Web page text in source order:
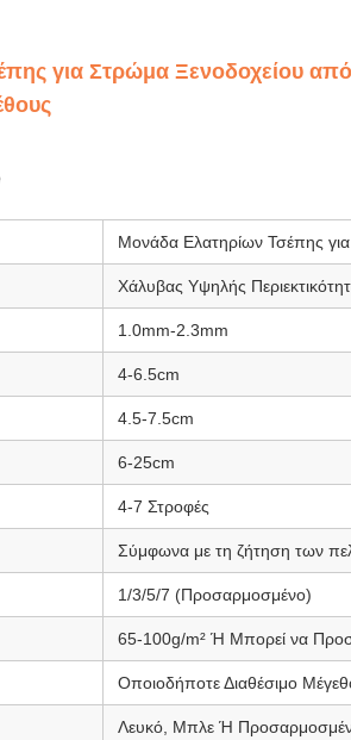
για Στρώμα Ξενοδοχείου
Μονάδα Ελατηρίων Τσέπης
Χάλυβας Υψηλής
1.0mm-2.3mm
4-6.5cm
4.5-7.5cm
6-25cm
4-7 Στροφές
Σύμφωνα με τη ζήτηση των
1/3/5/7 (Προσαρμοσμένο)
65-100g/m² Ή Μπορεί να
Οποιοδήποτε Διαθέσιμο
Λευκό, Μπλε Ή